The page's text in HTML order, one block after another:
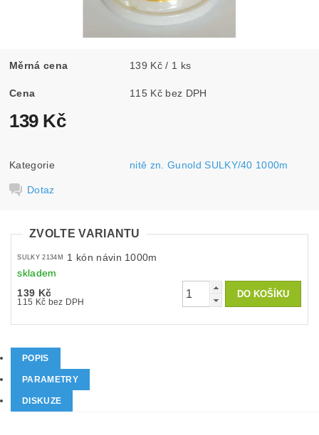
Měrná cena 139 Kč / 1 ks
Cena 115 Kč bez DPH
139 Kč
Kategorie nitě zn. Gunold SULKY/40 1000m
Dotaz
ZVOLTE VARIANTU
SULKY 2134M
1 kón návin 1000m
skladem
139 Kč
115 Kč bez DPH
POPIS
PARAMETRY
DISKUZE